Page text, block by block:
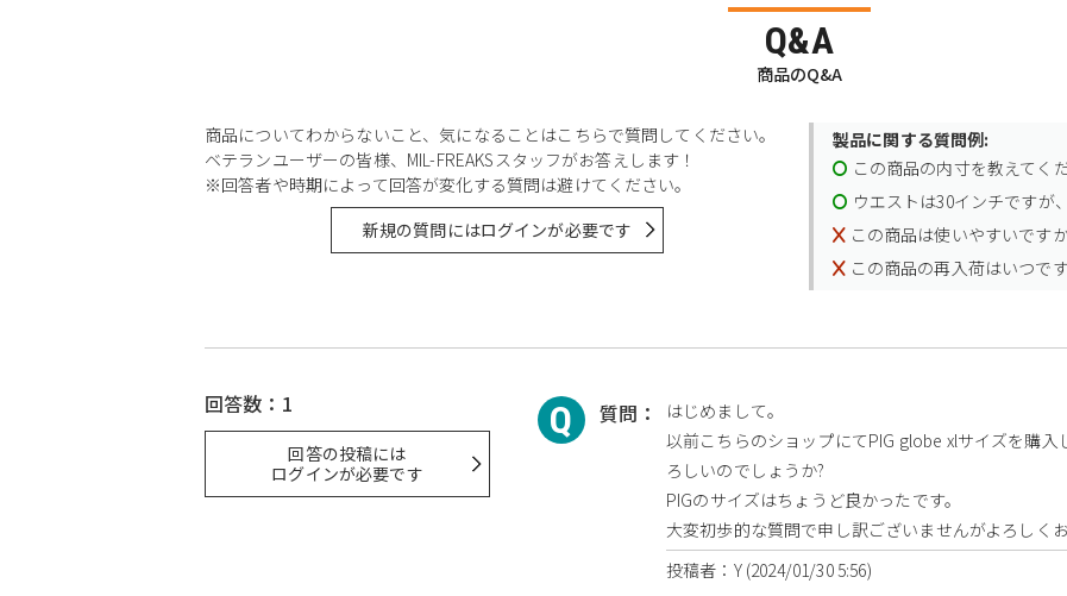
Q&A
商品のQ&A
商品についてわからないこと、気になることはこちらで質問してください。
ベテランユーザーの皆様、MIL-FREAKSスタッフがお答えします！
※回答者や時期によって回答が変化する質問は避けてください。
新規の質問にはログインが必要です
製品に関する質問例:
この商品の内寸を教えてくだ
ウエストは30インチですが
この商品は使いやすいです
この商品の再入荷はいつで
回答数：1
回答の投稿には
ログインが必要です
質問：
はじめまして。
以前こちらのショップにてPIG globe xlサイズを購
ろしいのでしょうか?
PIGのサイズはちょうど良かったです。
大変初歩的な質問で申し訳ございませんがよろしくお
投稿者：Y (2024/01/30 5:56)